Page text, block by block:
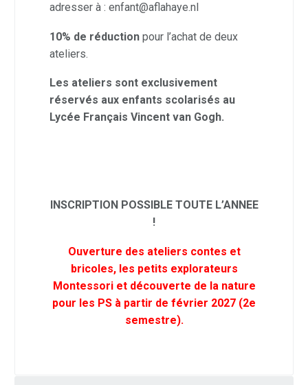
adresser à : enfant@aflahaye.nl
10% de réduction pour l’achat de deux
ateliers.
Les ateliers sont exclusivement
réservés aux enfants scolarisés au
Lycée Français Vincent van Gogh.
INSCRIPTION POSSIBLE TOUTE L’ANNEE
!
Ouverture des ateliers contes et
bricoles, les petits explorateurs
Montessori et découverte de la nature
pour les PS à partir de février 2027 (2e
semestre).